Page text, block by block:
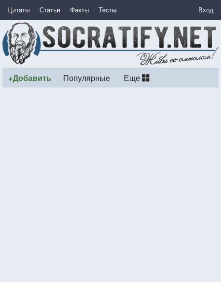
Цитаты Статьи Факты Тесты Вход
+Добавить Популярные Еще